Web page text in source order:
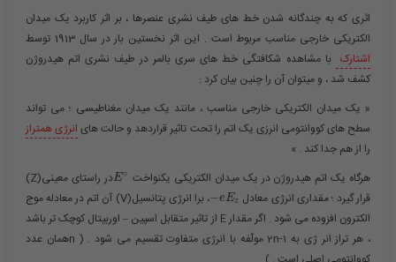
اثری که به چندگانه شدن خط های طیف نشری عنصرها ، بر اثر کاربرد یک میدان
الکتریکی خارجی مناسب مربوط است . این اثر نخستین بار در سال 1913 توسط
اشتارک با مشاهده شکافتگی خط های سری بالمر در طیف نشری اتم هیدروژن
کشف شد ، و میتوان آن را چنین بیان کرد :
« یک میدان الکتریکی خارجی مناسب ، مانند یک میدان مغناطیسی ؛ می تواند
سطح های کووانتومی انرزی یک اتم را تحت تاثیر قراردهد و حالت های انرژی همتراز
را از هم جدا کند . »
هرگاه یک اتم هیدروژن در یک میدان الکتریکی یکنواخت ​
E∘
​در راستای معینی(Z)
قرار گیرد ؛ مقداری انرژی معادل ​
−eEz
​، برا انرژی پتانسیل(V) آن اتم در معادله موج
الکترون افزوده می شود . اگر مقدار E از تاثیر متقابل اسپین – اوربیتال کوچک تر باشد
، هر تراز انر ژی به 2n-1 مولّفه با انرژی متفاوت تقسیم می شود . ( nهمان عدد